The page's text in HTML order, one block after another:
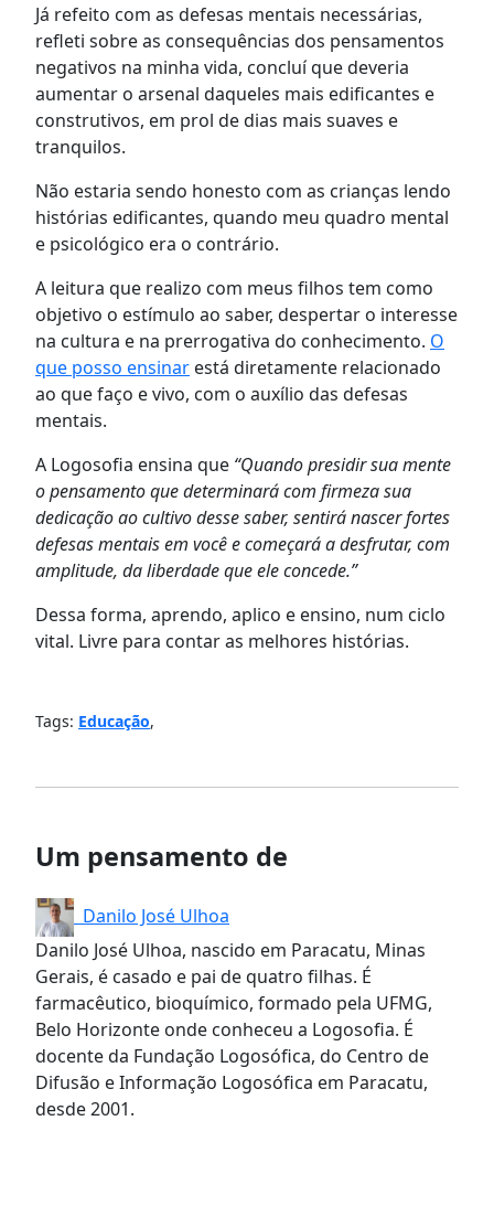
Já refeito com as defesas mentais necessárias,
refleti sobre as consequências dos pensamentos
negativos na minha vida, concluí que deveria
aumentar o arsenal daqueles mais edificantes e
construtivos, em prol de dias mais suaves e
tranquilos.
Não estaria sendo honesto com as crianças lendo
histórias edificantes, quando meu quadro mental
e psicológico era o contrário.
A leitura que realizo com meus filhos tem como
objetivo o estímulo ao saber, despertar o interesse
na cultura e na prerrogativa do conhecimento. O
que posso ensinar está diretamente relacionado
ao que faço e vivo, com o auxílio das defesas
mentais.
A Logosofia ensina que “Quando presidir sua mente
o pensamento que determinará com firmeza sua
dedicação ao cultivo desse saber, sentirá nascer fortes
defesas mentais em você e começará a desfrutar, com
amplitude, da liberdade que ele concede.”
Dessa forma, aprendo, aplico e ensino, num ciclo
vital. Livre para contar as melhores histórias.
Tags: Educação,
Um pensamento de
Danilo José Ulhoa
Danilo José Ulhoa, nascido em Paracatu, Minas
Gerais, é casado e pai de quatro filhas. É
farmacêutico, bioquímico, formado pela UFMG,
Belo Horizonte onde conheceu a Logosofia. É
docente da Fundação Logosófica, do Centro de
Difusão e Informação Logosófica em Paracatu,
desde 2001.